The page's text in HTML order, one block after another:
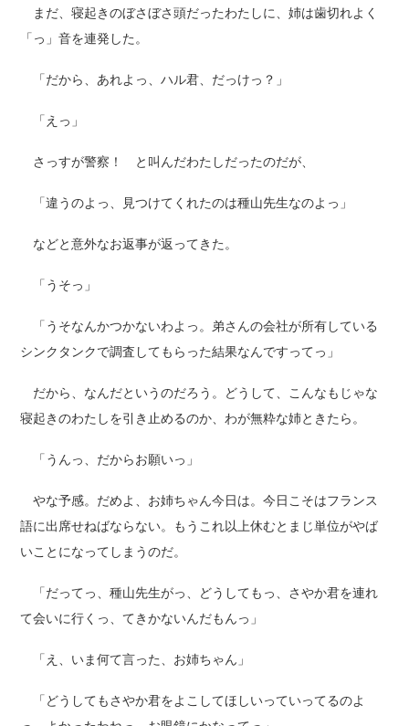
まだ、寝起きのぼさぼさ頭だったわたしに、姉は歯切れよく
「っ」音を連発した。
「だから、あれよっ、ハル君、だっけっ？」
「えっ」
さっすが警察！ と叫んだわたしだったのだが、
「違うのよっ、見つけてくれたのは種山先生なのよっ」
などと意外なお返事が返ってきた。
「うそっ」
「うそなんかつかないわよっ。弟さんの会社が所有している
シンクタンクで調査してもらった結果なんですってっ」
だから、なんだというのだろう。どうして、こんなもじゃな
寝起きのわたしを引き止めるのか、わが無粋な姉ときたら。
「うんっ、だからお願いっ」
やな予感。だめよ、お姉ちゃん今日は。今日こそはフランス
語に出席せねばならない。もうこれ以上休むとまじ単位がやば
いことになってしまうのだ。
「だってっ、種山先生がっ、どうしてもっ、さやか君を連れ
て会いに行くっ、てきかないんだもんっ」
「え、いま何て言った、お姉ちゃん」
「どうしてもさやか君をよこしてほしいっていってるのよ